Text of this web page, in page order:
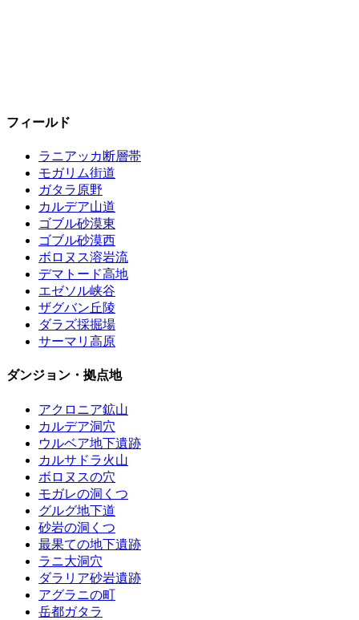
フィールド
ラニアッカ断層帯
モガリム街道
ガタラ原野
カルデア山道
ゴブル砂漠東
ゴブル砂漠西
ボロヌス溶岩流
デマトード高地
エゼソル峡谷
ザグバン丘陵
ダラズ採掘場
サーマリ高原
ダンジョン・拠点地
アクロニア鉱山
カルデア洞穴
ウルベア地下遺跡
カルサドラ火山
ボロヌスの穴
モガレの洞くつ
グルグ地下道
砂岩の洞くつ
最果ての地下遺跡
ラニ大洞穴
ダラリア砂岩遺跡
アグラニの町
岳都ガタラ